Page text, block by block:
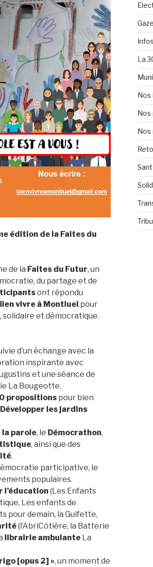
édition de la Faites du
de la Faites du Futur, un
du partage et de
ont répondu
vivre à Montluel pour
solidaire et démocratique.
d’un échange avec la
inspirante avec
et une séance de
La Bougeotte.
propositions pour bien
Développer les jardins
la parole, le Démocrathon,
, ainsi que des
.
participative, le
populaires.
l’éducation (Les Enfants
Les enfants de
pour demain, la Guifette,
(l’AbriCôtière, la Batterie
librairie ambulante La
[opus 2] », un moment de
La
Nos
Nos
Nos